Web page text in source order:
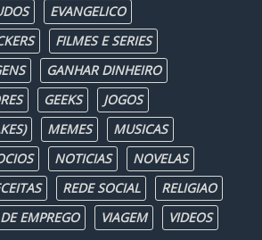
EVANGELICO
FILMES E SERIES
GANHAR DINHEIRO
GEEKS
JOGOS
MEMES
MUSICAS
NOTICIAS
NOVELAS
REDE SOCIAL
RELIGIAO
EMPREGO VIAGEM VIDEOS